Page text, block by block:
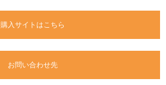
購入サイトはこちら
お問い合わせ先